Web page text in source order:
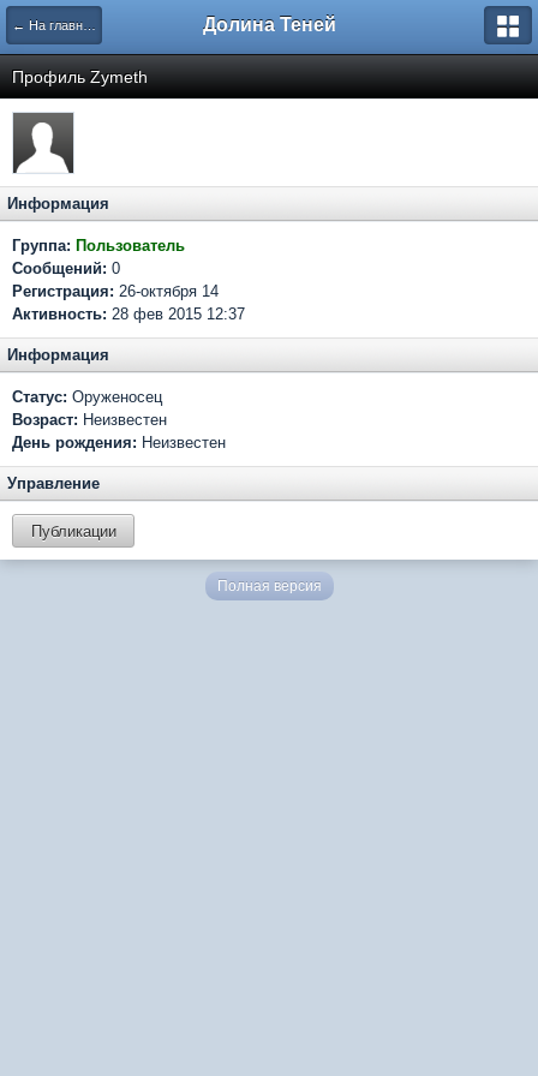
← На главную Долина Теней
Профиль Zymeth
Информация
Группа: Пользователь
Сообщений: 0
Регистрация: 26-октября 14
Активность: 28 фев 2015 12:37
Информация
Статус: Оруженосец
Возраст: Неизвестен
День рождения: Неизвестен
Управление
Публикации
Полная версия